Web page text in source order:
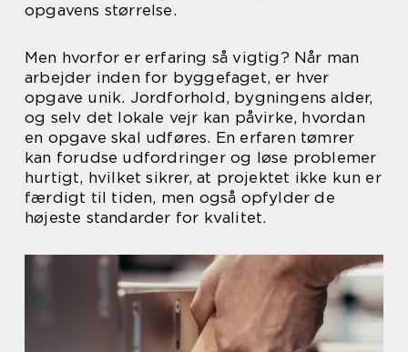
opgavens størrelse.
Men hvorfor er erfaring så vigtig? Når man
arbejder inden for byggefaget, er hver
opgave unik. Jordforhold, bygningens alder,
og selv det lokale vejr kan påvirke, hvordan
en opgave skal udføres. En erfaren tømrer
kan forudse udfordringer og løse problemer
hurtigt, hvilket sikrer, at projektet ikke kun er
færdigt til tiden, men også opfylder de
højeste standarder for kvalitet.